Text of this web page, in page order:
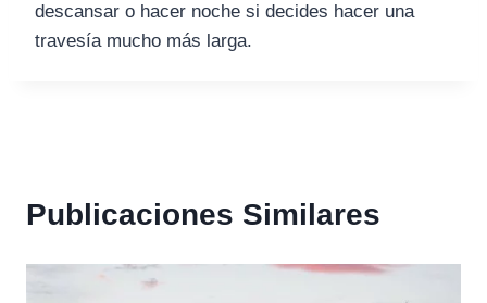
descansar o hacer noche si decides hacer una
travesía mucho más larga.
Publicaciones Similares